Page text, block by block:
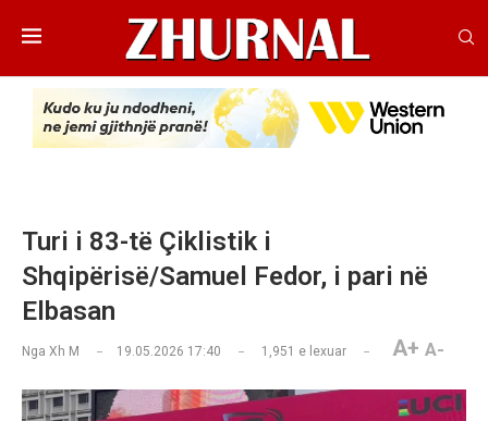
Turi i 83-të Çiklistik i
Shqipërisë/Samuel Fedor, i pari në
Elbasan
Nga Xh M 19.05.2026 17:40 1,951 e lexuar A+ A-